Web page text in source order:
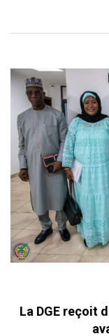
La DGE reçoit